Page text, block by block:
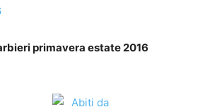
primavera estate 2016